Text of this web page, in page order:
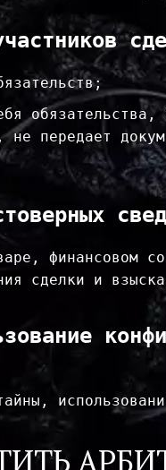
не передает
финансовом
сделки и